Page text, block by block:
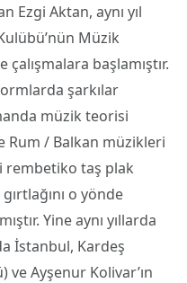
Ezgi Aktan, aynı yıl
Müzik
başlamıştır.
şarkılar
müzik teorisi
Rum / Balkan müzikleri
rembetiko taş plak
o yönde
Yine aynı yıllarda
İstanbul, Kardeş
ve Ayşenur Kolivar’ın